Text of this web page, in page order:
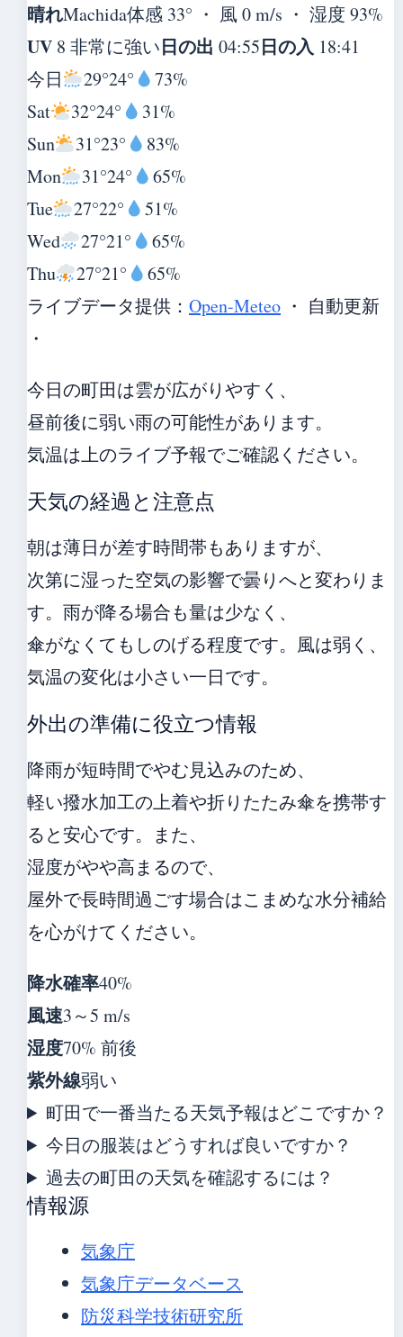
晴れMachida体感 33° ・ 風 0 m/s ・ 湿度 93%
UV 8 非常に強い日の出 04:55日の入 18:41
今日
29°24°
73%
Sat
32°24°
31%
Sun
31°23°
83%
Mon
31°24°
65%
Tue
27°22°
51%
Wed
27°21°
65%
Thu
27°21°
65%
ライブデータ提供： Open-Meteo ・ 自動更新
・
今日の町田は雲が広がりやすく、
昼前後に弱い雨の可能性があります。
気温は上のライブ予報でご確認ください。
天気の経過と注意点
朝は薄日が差す時間帯もありますが、
次第に湿った空気の影響で曇りへと変わりま
す。雨が降る場合も量は少なく、
傘がなくてもしのげる程度です。風は弱く、
気温の変化は小さい一日です。
外出の準備に役立つ情報
降雨が短時間でやむ見込みのため、
軽い撥水加工の上着や折りたたみ傘を携帯す
ると安心です。また、
湿度がやや高まるので、
屋外で長時間過ごす場合はこまめな水分補給
を心がけてください。
降水確率40%
風速3～5 m/s
湿度70% 前後
紫外線弱い
町田で一番当たる天気予報はどこですか？
今日の服装はどうすれば良いですか？
過去の町田の天気を確認するには？
情報源
気象庁
気象庁データベース
防災科学技術研究所